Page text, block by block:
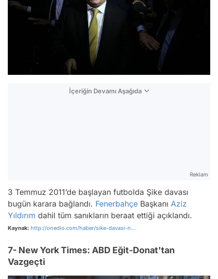
İçeriğin Devamı Aşağıda
Reklam
3 Temmuz 2011’de başlayan futbolda Şike davası
bugün karara bağlandı. Fenerbahçe Başkanı Aziz
Yıldırım dahil tüm sanıkların beraat ettiği açıklandı.
Kaynak: http://onedio.com/haber/sike-davasi-n...
7- New York Times: ABD Eğit-Donat'tan
Vazgeçti